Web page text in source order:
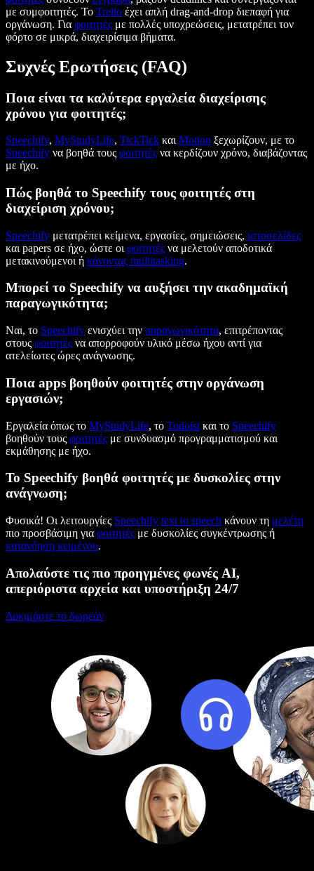
με συμφοιτητές. Το Trello έχει απλή drag-and-drop διεπαφή για
οργάνωση. Για φοιτητές με πολλές υποχρεώσεις, μετατρέπει τον
φόρτο σε μικρά, διαχειρίσιμα βήματα.
Συχνές Ερωτήσεις (FAQ)
Ποια είναι τα καλύτερα εργαλεία διαχείρισης
χρόνου για φοιτητές;
Speechify, MyStudyLife, TickTick και Motion ξεχωρίζουν, με το
Speechify να βοηθά τους φοιτητές να κερδίζουν χρόνο, διαβάζοντας
με ήχο.
Πώς βοηθά το Speechify τους φοιτητές στη
διαχείριση χρόνου;
Speechify μετατρέπει κείμενα, εργασίες, σημειώσεις, ιστοσελίδες
και papers σε ήχο, ώστε οι φοιτητές να μελετούν αποδοτικά
μετακινούμενοι ή κάνοντας multitasking.
Μπορεί το Speechify να αυξήσει την ακαδημαϊκή
παραγωγικότητα;
Ναι, το Speechify ενισχύει την παραγωγικότητα, επιτρέποντας
στους φοιτητές να απορροφούν υλικό μέσω ήχου αντί για
ατελείωτες ώρες ανάγνωσης.
Ποια apps βοηθούν φοιτητές στην οργάνωση
εργασιών;
Εργαλεία όπως το MyStudyLife, το Todoist και το Speechify
βοηθούν τους φοιτητές με συνδυασμό προγραμματισμού και
εκμάθησης με ήχο.
Το Speechify βοηθά φοιτητές με δυσκολίες στην
ανάγνωση;
Φυσικά! Οι λειτουργίες Speechify text to speech κάνουν τη μελέτη
πιο προσβάσιμη για φοιτητές με δυσκολίες συγκέντρωσης ή
κατανόηση κειμένου.
Απολαύστε τις πιο προηγμένες φωνές AI,
απεριόριστα αρχεία και υποστήριξη 24/7
Δοκιμάστε το δωρεάν